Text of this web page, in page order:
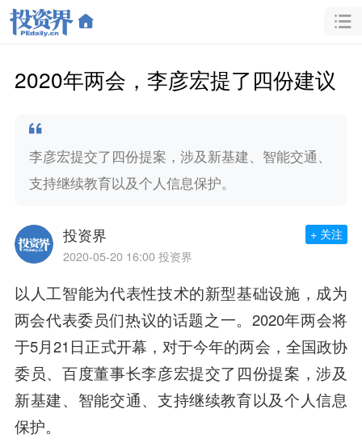
2020年两会，李彦宏提了四份建议
李彦宏提交了四份提案，涉及新基建、智能交通、
支持继续教育以及个人信息保护。
投资界
2020-05-20 16:00 投资界
+ 关注
以人工智能为代表性技术的新型基础设施，成为
两会代表委员们热议的话题之一。2020年两会将
于5月21日正式开幕，对于今年的两会，全国政协
委员、百度董事长李彦宏提交了四份提案，涉及
新基建、智能交通、支持继续教育以及个人信息
保护。